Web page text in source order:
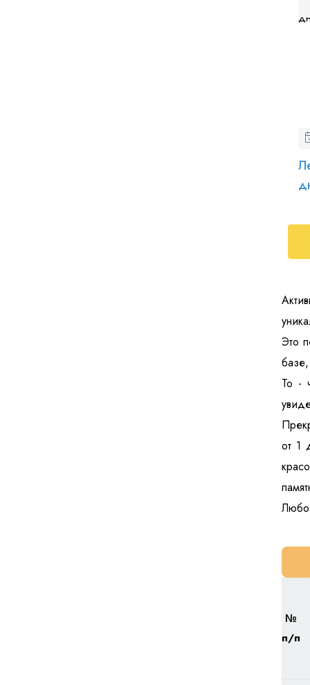
Это
То -
от 1
№
п/п